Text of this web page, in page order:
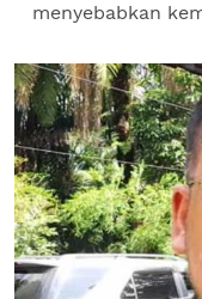
menyebabkan
berkata, dia